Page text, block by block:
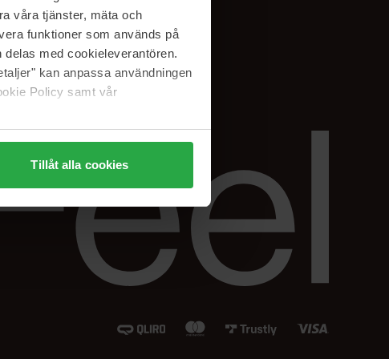
våra tjänster, mäta och
funktioner som används på
med cookieleverantören.
kan anpassa användningen
Policy samt vår
Tillåt alla cookies
Facebook
LinkedIn